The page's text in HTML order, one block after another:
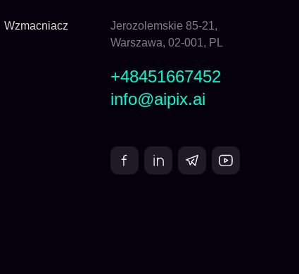
Wzmacniacz
Jerozolemskie 85-21,
Warszawa, 02-001, PL
+48451667452
info@aipix.ai